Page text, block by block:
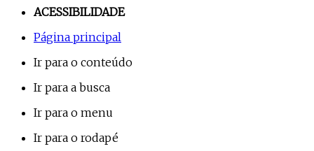
ACESSIBILIDADE
Página principal
Ir para o conteúdo
Ir para a busca
Ir para o menu
Ir para o rodapé